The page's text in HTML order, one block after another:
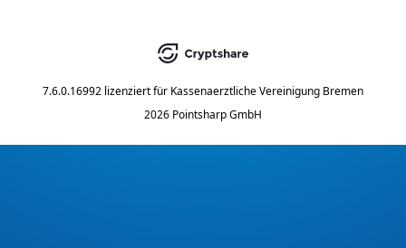
7.6.0.16992 lizenziert für Kassenaerztliche Vereinigung Bremen
2026 Pointsharp GmbH